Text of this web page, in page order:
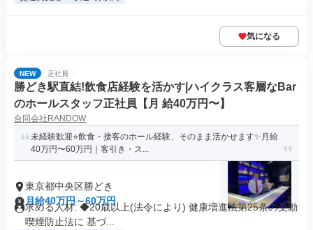
気になる
NEW 正社員
勝どき駅直結!飲食店経験を活かす|ハイクラス客層なBar
のホールスタッフ正社員【月 給40万円〜】
合同会社RANDOW
未経験歓迎⭐飲食・接客のホール経験、そのまま活かせます✨月給
40万円〜60万円｜客引き・ス...
東京都中央区勝どき
月給40万円～60万円
求める人材: ◆20歳以上(法令により) 健康増進法第25条の受動
喫煙防止法に 基づ...